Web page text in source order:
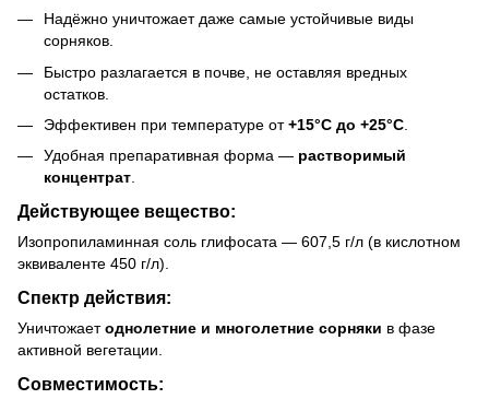
Надёжно уничтожает даже самые устойчивые виды
сорняков.
Быстро разлагается в почве, не оставляя вредных
остатков.
Эффективен при температуре от+15°C до +25°C
Удобная препаративная форма — растворимый
концентрат.
Действующее вещество:
Изопропиламинная соль глифосата — 607,5 г/л (в кислотном
эквиваленте 450 г/л).
Спектр действия:
Уничтожаетоднолетние и многолетние сорняки в фазе
активной вегетации.
Совместимость: